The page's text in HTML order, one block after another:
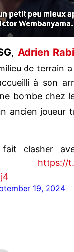
,Adrien
de terrain
à son
bombe chez
ancien joueur
clasher
https://
19, 2024